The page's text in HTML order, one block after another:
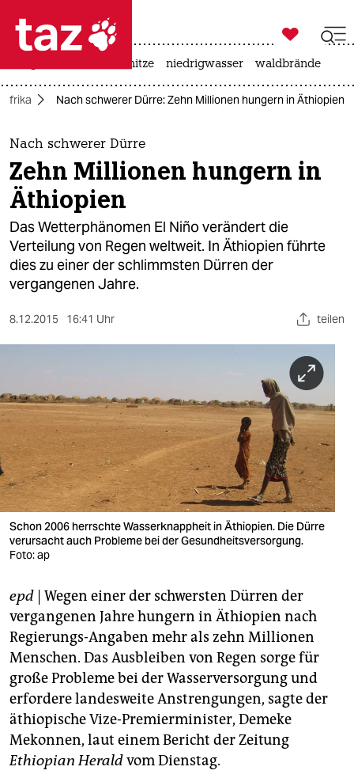
 taz zahl ich
taz zahl ich
themen
politik
öko
gesellschaft
kultur
sport
nord
wahrheit
verlag
verlag
veranstaltungen
shop
fragen & hilfe
unterstützen
abo
genossenschaft
epaper login

taz zahl ich
hitze niedrigwasser waldbrände
Afrika Nach schwerer Dürre: Zehn Millionen hungern in Äthiopien
Nach schwerer Dürre
Zehn Millionen hungern in
Äthiopien
Das Wetterphänomen El Niño verändert die
Verteilung von Regen weltweit. In Äthiopien führte
dies zu einer der schlimmsten Dürren der
vergangenen Jahre.
8.12.2015 16:41 Uhr teilen
Schon 2006 herrschte Wasserknappheit in Äthiopien. Die Dürre
verursacht auch Probleme bei der Gesundheitsversorgung.
Foto: ap
epd | Wegen einer der schwersten Dürren der
vergangenen Jahre hungern in Äthiopien nach
Regierungs-Angaben mehr als zehn Millionen
Menschen. Das Ausbleiben von Regen sorge für
große Probleme bei der Wasserversorgung und
erfordere landesweite Anstrengungen, sagte der
äthiopische Vize-Premierminister, Demeke
Mekonnen, laut einem Bericht der Zeitung
Ethiopian Heraldvom Dienstag.